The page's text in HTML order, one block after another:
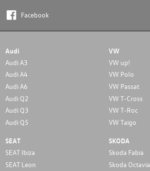
Facebook
Audi
Audi A3
Audi A4
Audi A6
Audi Q2
Audi Q3
Audi Q5
VW
VW up!
VW Polo
VW Passat
VW T-Cross
VW T-Roc
VW Taigo
SEAT
SEAT Ibiza
SEAT Leon
SKODA
Skoda Fabia
Skoda Octavia